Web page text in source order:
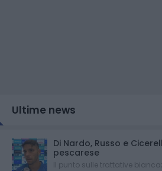
Ultime news
Di Nardo, Russo e
pescarese
Il punto sulle trattative